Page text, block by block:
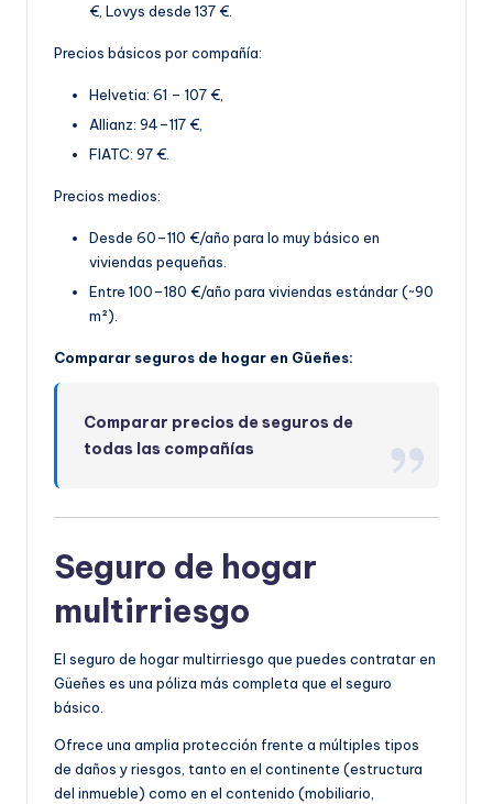
€, Lovys desde 137 €.
Precios básicos por compañía:
Helvetia: 61 – 107 €,
Allianz: 94–117 €,
FIATC: 97 €.
Precios medios:
Desde 60–110 €/año para lo muy básico en
viviendas pequeñas.
Entre 100–180 €/año para viviendas estándar (~90
m²).
Comparar seguros de hogar en Güeñes:
Comparar precios de seguros de
todas las compañías
Seguro de hogar
multirriesgo
El seguro de hogar multirriesgo que puedes contratar en
Güeñes es una póliza más completa que el seguro
básico.
Ofrece una amplia protección frente a múltiples tipos
de daños y riesgos, tanto en el continente (estructura
del inmueble) como en el contenido (mobiliario,